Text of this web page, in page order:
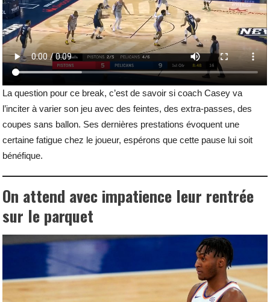
La question pour ce break, c’est de savoir si coach Casey va
l’inciter à varier son jeu avec des feintes, des extra-passes, des
coupes sans ballon. Ses dernières prestations évoquent une
certaine fatigue chez le joueur, espérons que cette pause lui soit
bénéfique.
On attend avec impatience leur rentrée
sur le parquet